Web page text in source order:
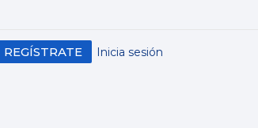
Inicia sesión
REGÍSTRATE